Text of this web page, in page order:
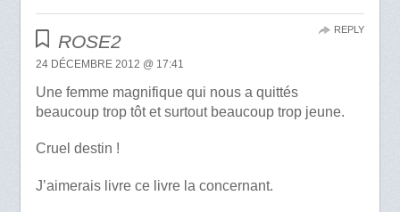
ROSE2
24 DÉCEMBRE 2012 @ 17:41
Une femme magnifique qui nous a quittés
beaucoup trop tôt et surtout beaucoup trop jeune.
Cruel destin !
J’aimerais livre ce livre la concernant.
REPLY